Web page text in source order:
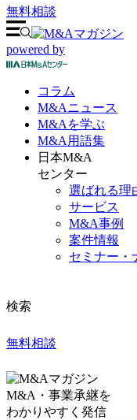
無料相談
powered by
コラム
M&Aニュース
M&Aを学ぶ
M&A 用語集
日本M&A
センター
選ばれる理
サービス
M&A事例
案件情報
セミナー・
検索
無料相談
M&A・事業承継を
わかりやすく発信